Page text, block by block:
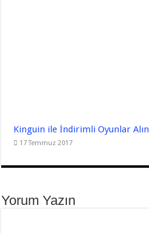
Kinguin ile İndirimli Oyunlar Alın
17 Temmuz 2017
Yorum Yazın